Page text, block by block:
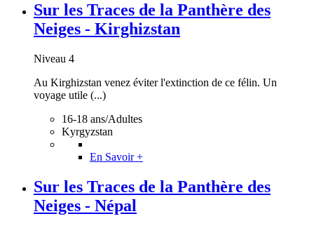
Sur les Traces de la Panthère des
Neiges - Kirghizstan
Niveau 4
Au Kirghizstan venez éviter l'extinction de ce félin. Un
voyage utile (...)
16-18 ans/Adultes
Kyrgyzstan
En Savoir +
Sur les Traces de la Panthère des
Neiges - Népal